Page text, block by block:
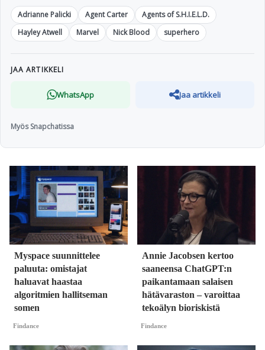
Adrianne Palicki
Agent Carter
Agents of S.H.I.E.L.D.
Hayley Atwell
Marvel Nick Blood superhero
JAA ARTIKKELI
WhatsApp Jaa artikkeli
Myös Snapchatissa
Myspace suunnittelee
paluuta: omistajat
haluavat haastaa
algoritmien hallitseman
somen
Findance
Annie Jacobsen kertoo
saaneensa ChatGPT:n
paikantamaan salaisen
hätävaraston – varoittaa
tekoälyn bioriskistä
Findance